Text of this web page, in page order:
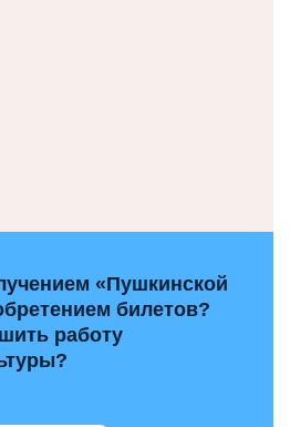
«Пушкинской
билетов?
работу